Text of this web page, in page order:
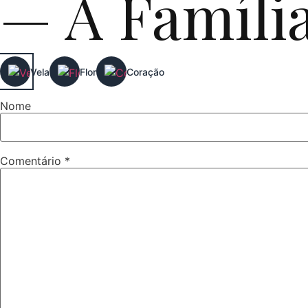
Vela Flor Coração
Nome
Comentário *